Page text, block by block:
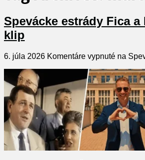
Spevácke estrády Fica
klip
6. júla 2026 Komentáre vypnuté na